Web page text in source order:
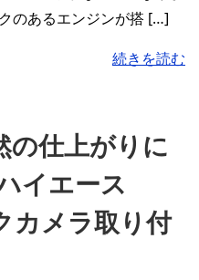
のあるエンジンが搭 […]
続きを読む
の仕上がりに
イエース
メラ取り付